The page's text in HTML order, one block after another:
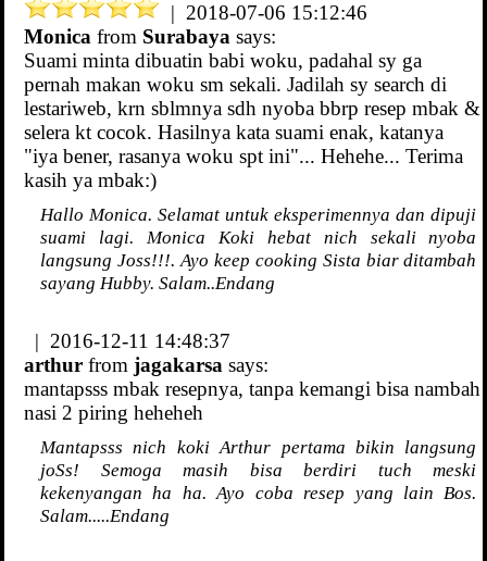
| 2018-07-06 15:12:46
Monica from Surabaya says:
Suami minta dibuatin babi woku, padahal sy ga
pernah makan woku sm sekali. Jadilah sy search di
lestariweb, krn sblmnya sdh nyoba bbrp resep mbak &
selera kt cocok. Hasilnya kata suami enak, katanya
"iya bener, rasanya woku spt ini"... Hehehe... Terima
kasih ya mbak:)
Hallo Monica. Selamat untuk eksperimennya dan dipuji
suami lagi. Monica Koki hebat nich sekali nyoba
langsung Joss!!!. Ayo keep cooking Sista biar ditambah
sayang Hubby. Salam..Endang
| 2016-12-11 14:48:37
arthur from jagakarsa says:
mantapsss mbak resepnya, tanpa kemangi bisa nambah
nasi 2 piring heheheh
Mantapsss nich koki Arthur pertama bikin langsung
joSs! Semoga masih bisa berdiri tuch meski
kekenyangan ha ha. Ayo coba resep yang lain Bos.
Salam.....Endang